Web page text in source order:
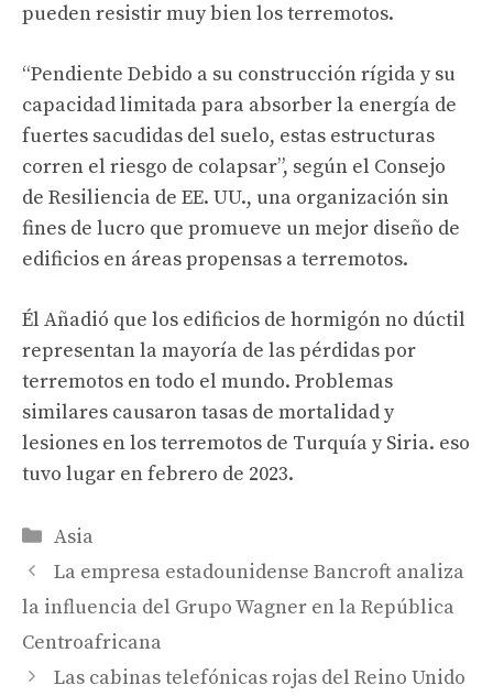
pueden resistir muy bien los terremotos.
“Pendiente Debido a su construcción rígida y su
capacidad limitada para absorber la energía de
fuertes sacudidas del suelo, estas estructuras
corren el riesgo de colapsar”, según el Consejo
de Resiliencia de EE. UU., una organización sin
fines de lucro que promueve un mejor diseño de
edificios en áreas propensas a terremotos.
Él Añadió que los edificios de hormigón no dúctil
representan la mayoría de las pérdidas por
terremotos en todo el mundo. Problemas
similares causaron tasas de mortalidad y
lesiones en los terremotos de Turquía y Siria. eso
tuvo lugar en febrero de 2023.
Categories
Asia
La empresa estadounidense Bancroft analiza
la influencia del Grupo Wagner en la República
Centroafricana
Las cabinas telefónicas rojas del Reino Unido